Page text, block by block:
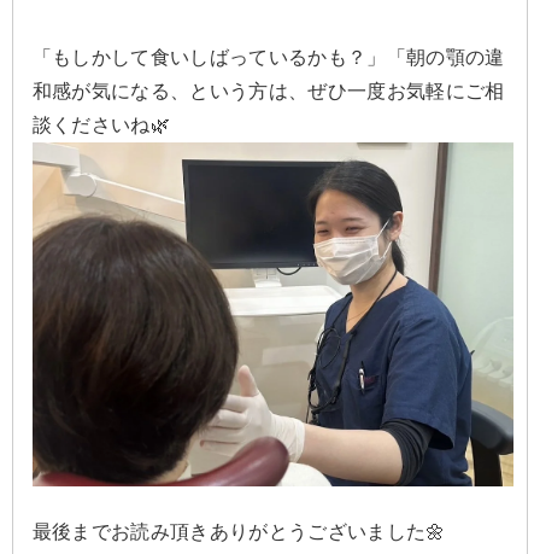
「もしかして食いしばっているかも？」「朝の顎の違
和感が気になる、という方は、ぜひ一度お気軽にご相
談くださいね🌿
最後までお読み頂きありがとうございました🌼